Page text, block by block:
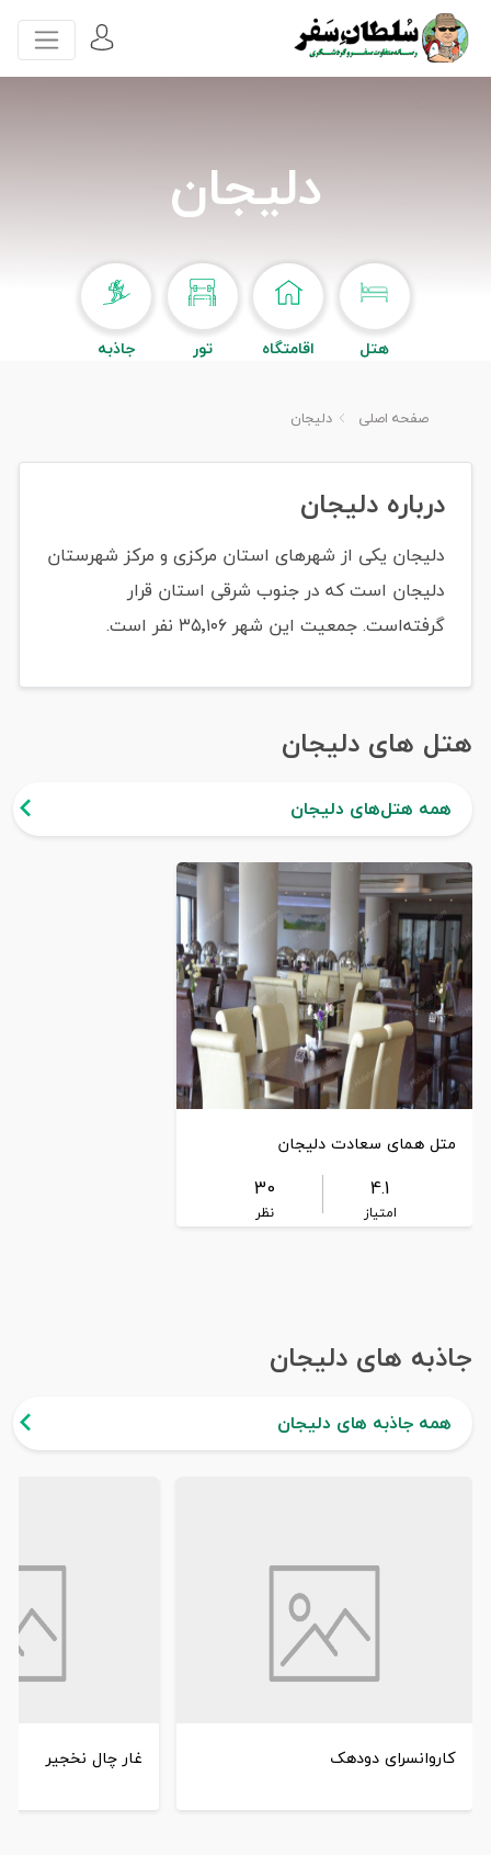
دلیجان
هتل اقامتگاه تور جاذبه
صفحه اصلی دلیجان
درباره دلیجان
دلیجان یکی از شهرهای استان مرکزی و مرکز شهرستان
دلیجان است که در جنوب شرقی استان قرار
گرفته‌است. جمعیت این شهر ۳۵٬۱۰۶ نفر است.
هتل های دلیجان
همه هتل‌های دلیجان
متل همای سعادت دلیجان
4.1
امتیاز
30
نظر
جاذبه های دلیجان
همه جاذبه های دلیجان
کاروانسرای دودهک غار چال نخجیر